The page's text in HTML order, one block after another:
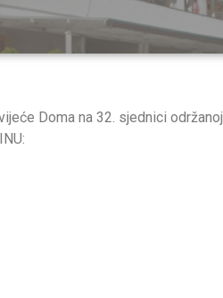
Doma na 32. sjednici održanoj